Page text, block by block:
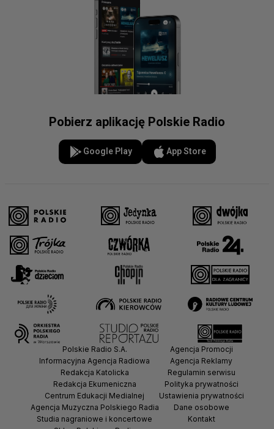
Pobierz aplikację Polskie Radio
Google Play App Store
Polskie Radio S.A.
Informacyjna Agencja Radiowa
Redakcja Katolicka
Redakcja Ekumeniczna
Centrum Edukacji Medialnej
Agencja Muzyczna Polskiego Radia
Studia nagraniowe i koncertowe
Agencja Promocji
Agencja Reklamy
Regulamin serwisu
Polityka prywatności
Ustawienia prywatności
Dane osobowe
Kontakt